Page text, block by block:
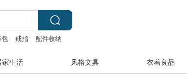
戒指 配件收纳
家生活 风格文具 衣着良品